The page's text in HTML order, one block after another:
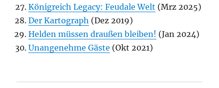
Königreich Legacy: Feudale Welt (Mrz 2025)
Der Kartograph (Dez 2019)
Helden müssen draußen bleiben! (Jan 2024)
Unangenehme Gäste (Okt 2021)